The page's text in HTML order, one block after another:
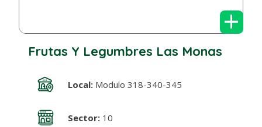
+
Frutas Y Legumbres Las Monas
Local:Modulo 318-340-345
Sector:10